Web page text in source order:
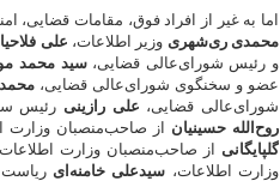
اما به غیر از افراد فوق، مقامات قضایی،
محمدی ری‌شهری وزیر اطلاعات، علی‌
و رئیس شورای‌عالی‌ قضایی،سید محمد
عضو و سخنگوی شورای‌عالی قضایی،
شورای‌عالی قضایی، علی رازینی رئیس
روح‌الله حسینیان از صاحب‌منصبان وزارت
گلپایگانی از صاحب‌منصبان وزارت
وزارت اطلاعات، سیدعلی خامنه‌ای